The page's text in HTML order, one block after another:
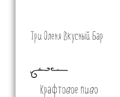
Три Оленя Вкусный Бар
Крафтовое пиво